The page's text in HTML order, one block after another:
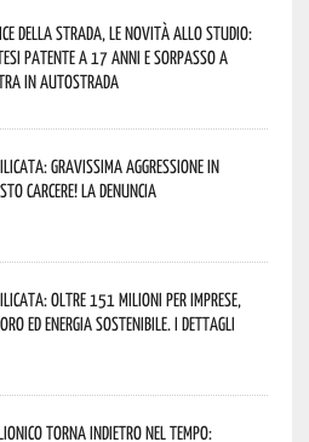
della strada, le novità allo studio:
patente a 17 anni e sorpasso a
in autostrada
gravissima aggressione in
Carcere! La denuncia
oltre 151 milioni per imprese,
ed energia sostenibile. I dettagli
torna indietro nel tempo: